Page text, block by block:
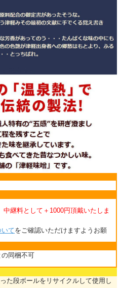
継料として＋1000円頂戴いたしま
てをご確認いただけますようお願
同梱不可
た段ボールをリサイクルして使用し